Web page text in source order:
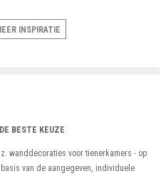
INSPIRATIE
BESTE KEUZE
wanddecoraties voor tienerkamers - op
van de aangegeven, individuele